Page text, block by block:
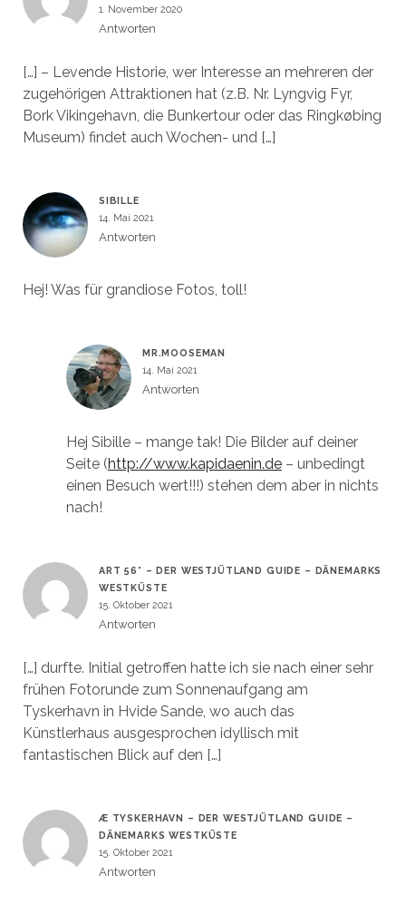
1. November 2020
Antworten
[…] – Levende Historie, wer Interesse an mehreren der
zugehörigen Attraktionen hat (z.B. Nr. Lyngvig Fyr,
Bork Vikingehavn, die Bunkertour oder das Ringkøbing
Museum) findet auch Wochen- und […]
SIBILLE
14. Mai 2021
Antworten
Hej! Was für grandiose Fotos, toll!
MR.MOOSEMAN
14. Mai 2021
Antworten
Hej Sibille – mange tak! Die Bilder auf deiner
Seite (http://www.kapidaenin.de– unbedingt
einen Besuch wert!!!) stehen dem aber in nichts
nach!
ART 56° – DER WESTJÜTLAND GUIDE – DÄNEMARKS
WESTKÜSTE
15. Oktober 2021
Antworten
[…] durfte. Initial getroffen hatte ich sie nach einer sehr
frühen Fotorunde zum Sonnenaufgang am
Tyskerhavn in Hvide Sande, wo auch das
Künstlerhaus ausgesprochen idyllisch mit
fantastischen Blick auf den […]
Æ TYSKERHAVN – DER WESTJÜTLAND GUIDE –
DÄNEMARKS WESTKÜSTE
15. Oktober 2021
Antworten